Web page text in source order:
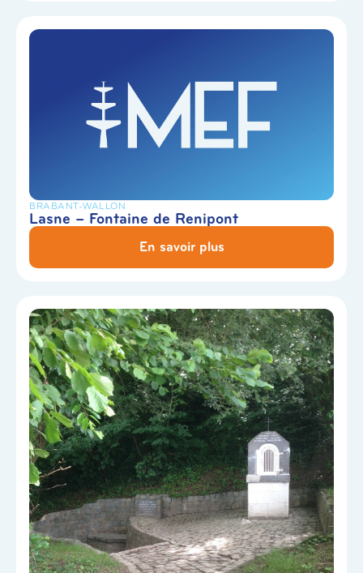
BRABANT-WALLON
Lasne – Fontaine de Renipont
En savoir plus